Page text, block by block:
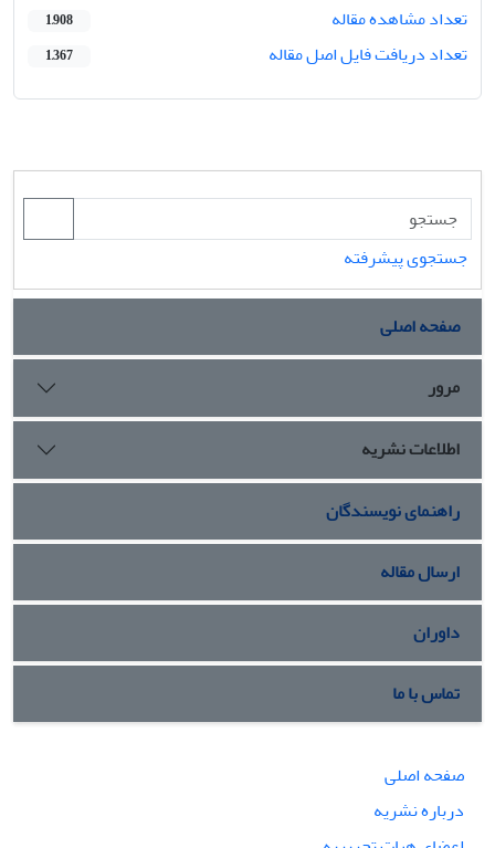
تعداد مشاهده مقاله
1,908
تعداد دریافت فایل اصل مقاله 1,367
جستجوی پیشرفته
صفحه اصلی
مرور
اطلاعات نشریه
راهنمای نویسندگان
ارسال مقاله
داوران
تماس با ما
صفحه اصلی
درباره نشریه